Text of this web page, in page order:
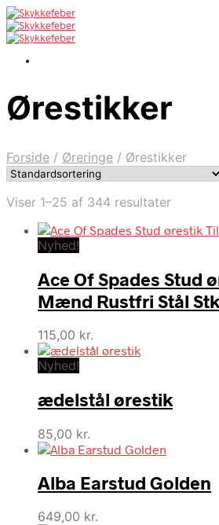
Ørestikker
Forside / Øreringe / Ørestikker
Viser 1–25 af 344 resultater
Nyhed!
Ace Of Spades Stud
Mænd Rustfri Stål Stk
115,00 kr.
Nyhed!
ædelstål ørestik
85,00 kr.
Alba Earstud Golden
649,00 kr.